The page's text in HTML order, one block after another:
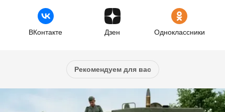
ВКонтакте Дзен Одноклассники
Рекомендуем для вас